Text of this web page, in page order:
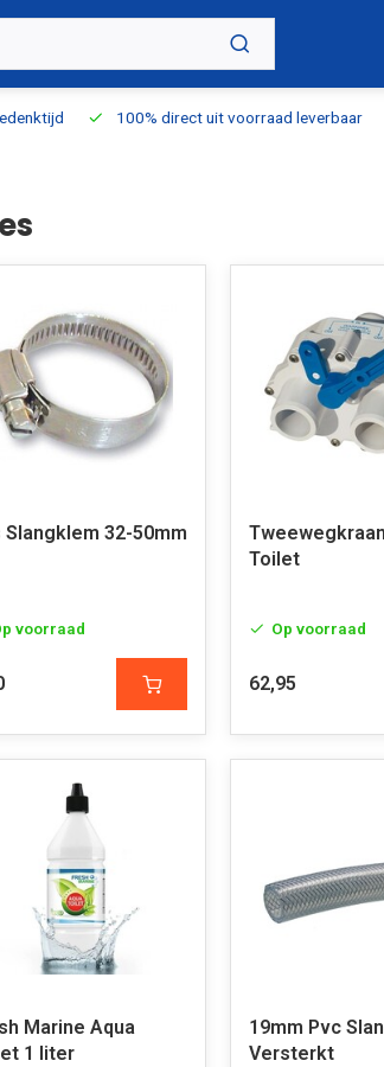
100% direct uit voorraad leverbaar
Slangklem 32-50mm
voorraad
Toilet
Op voorraad
62,95
Marine Aqua
1 liter
19mm Pvc
Versterkt